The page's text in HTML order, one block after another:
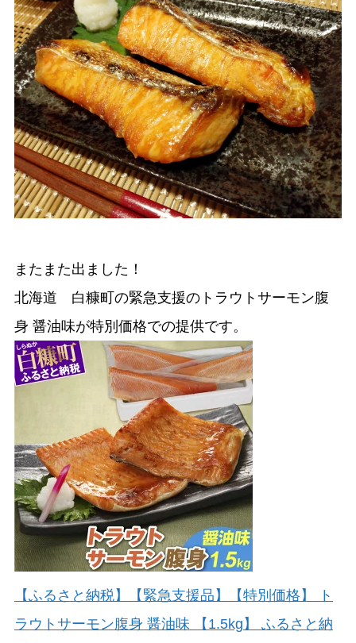
またまた出ました！
北海道 白糠町の緊急支援のトラウトサーモン腹
身 醤油味が特別価格での提供です。
【ふるさと納税】【緊急支援品】【特別価格】 ト
ラウトサーモン腹身 醤油味 【1.5kg】 ふるさと納